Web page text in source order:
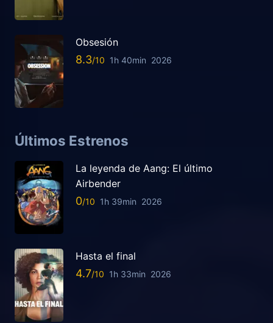
Obsesión
8.3 1h 40min 2026
Últimos Estrenos
La leyenda de Aang: El último
Airbender
0 1h 39min 2026
Hasta el final
4.7 1h 33min 2026